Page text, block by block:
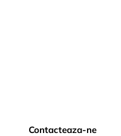
Contacteaza-ne